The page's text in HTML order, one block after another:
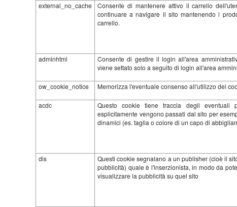
external_no_cache
Consente di mantenere attivo il carrello
continuare a navigare il sito mantenendo i
carrello.
adminhtml
Consente di gestire il login all'area
viene settato solo a seguito di login all'area
ow_cookie_notice Memorizza l'eventuale consenso all'utilizzo dei
acdc
Questo cookie tiene traccia degli eventuali
esplicitamente vengono passati dal sito per
dinamici (es. taglia o colore di un capo di
dis
Questi cookie segnalano a un publisher (cioè il
pubblicità) quale è l'inserzionista, in modo da
visualizzare la pubblicità su quel sito